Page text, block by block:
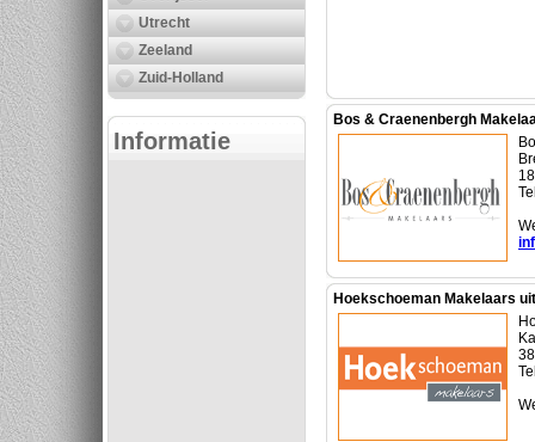
Utrecht
Zeeland
Zuid-Holland
Informatie
Bos & Craenenbergh
Hoekschoeman Makelaars